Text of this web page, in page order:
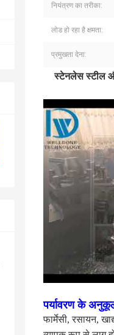
नियंत्रण का तरीका:
लोड हो रहा है क्षमता:
प्रमुखता देना:
स्टेनलेस स्टील
पर्यावरण के
फार्मेसी, रसायन,